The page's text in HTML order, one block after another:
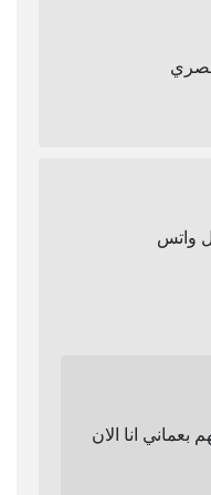
واتس
بعماني انا الان